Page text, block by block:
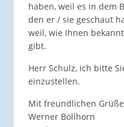
haben, weil es in dem
den er / sie geschaut
weil, wie Ihnen
gibt.
Herr Schulz, ich bitte
einzustellen.
Mit freundlichen
Werner Bollhorn